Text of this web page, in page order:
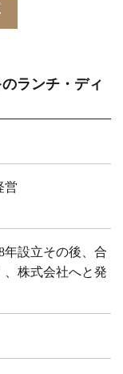
ランチ・ディ
営
年設立その後、合
、株式会社へと発